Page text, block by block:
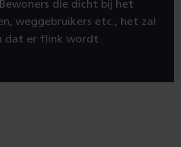
die dicht bij het
weggebruikers etc., het zal
dat er flink wordt